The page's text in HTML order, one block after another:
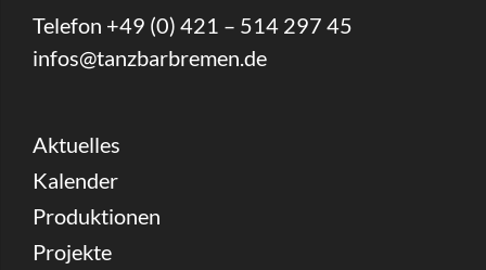
Telefon +49 (0) 421 – 514 297 45
infos@tanzbarbremen.de
Aktuelles
Kalender
Produktionen
Projekte